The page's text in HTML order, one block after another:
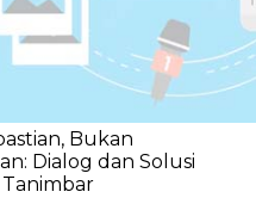
Bukan
Dialog dan Solusi
Tanimbar